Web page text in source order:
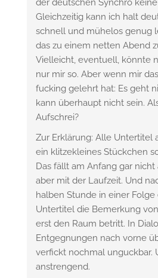
der deutschen Synchro
Gleichzeitig kann ich halt
schnell und mühelos genug
das zu einem netten Abend
Vielleicht, eventuell, könnte
nur mir so. Aber wenn mir
fucking gelehrt hat: Es geht
kann überhaupt nicht sein.
Aufschrei?
Zur Erklärung: Alle Untertitel
ein klitzekleines Stückchen
Das fällt am Anfang gar nicht
aber mit der Laufzeit. Und
halben Stunde in einer Folge
Untertitel die Bemerkung
erst den Raum betritt. In
Entgegnungen nach vorne
verfickt nochmal unguckbar.
anstrengend.